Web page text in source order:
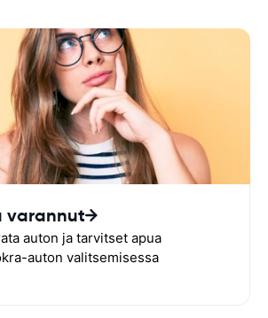
varannut
auton ja tarvitset apua
auton valitsemisessa